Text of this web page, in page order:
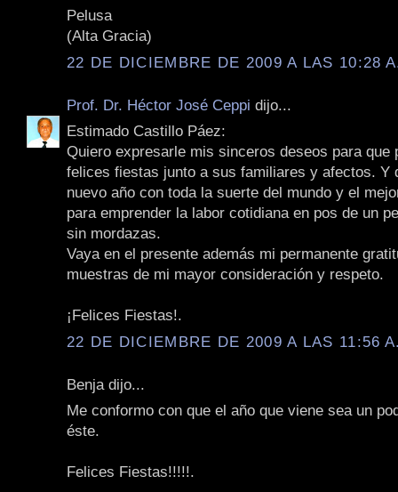
Pelusa
(Alta Gracia)
22 DE DICIEMBRE DE 2009 A LAS 10:28
Prof. Dr. Héctor José Ceppi dijo...
Estimado Castillo Páez:
Quiero expresarle mis sinceros deseos para que
felices fiestas junto a sus familiares y afectos. Y
nuevo año con toda la suerte del mundo y el
para emprender la labor cotidiana en pos de un
sin mordazas.
Vaya en el presente además mi permanente
muestras de mi mayor consideración y respeto.
¡Felices Fiestas!.
22 DE DICIEMBRE DE 2009 A LAS 11:56
Benja dijo...
Me conformo con que el año que viene sea un
éste.
Felices Fiestas!!!!!.